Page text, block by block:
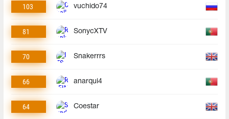
103 vuchido74
81 SonycXTV
70 Snakerrrs
66 anarqui4
64 Coestar